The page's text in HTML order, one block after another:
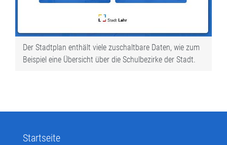
Der Stadtplan enthält viele zuschaltbare Daten, wie zum
Beispiel eine Übersicht über die Schulbezirke der Stadt.
Startseite